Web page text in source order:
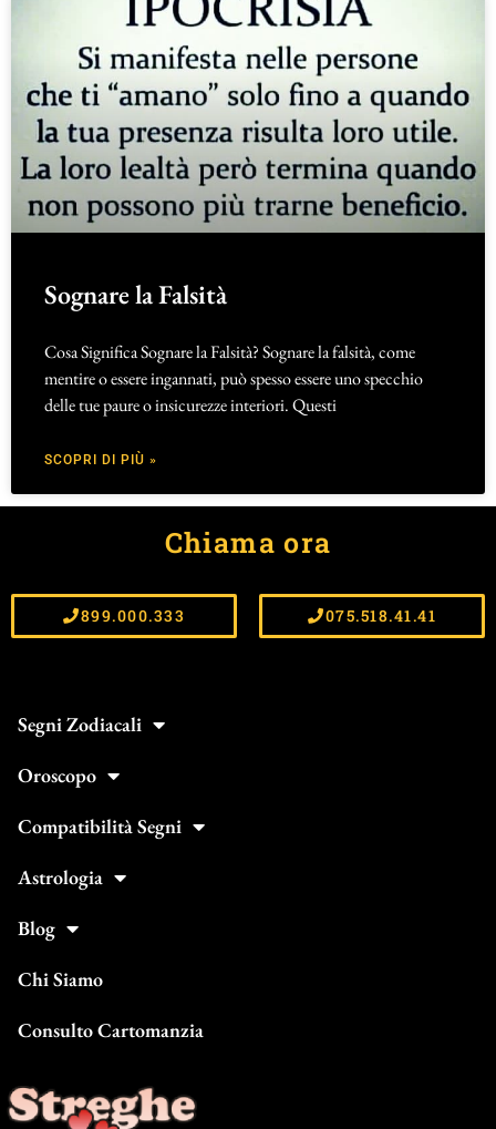
Sognare la Falsità
Cosa Significa Sognare la Falsità? Sognare la falsità, come
mentire o essere ingannati, può spesso essere uno specchio
delle tue paure o insicurezze interiori. Questi
SCOPRI DI PIÙ »
Chiama ora
899.000.333 075.518.41.41
Segni Zodiacali
Oroscopo
Compatibilità Segni
Astrologia
Blog
Chi Siamo
Consulto Cartomanzia